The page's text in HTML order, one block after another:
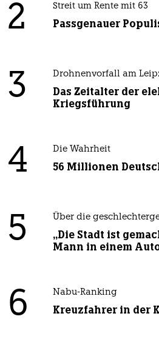
2 Streit um Rente mit 63
Passgenauer
3 Drohnenvorfall am
Das Zeitalter der
Kriegsführung
4 Die Wahrheit
56 Millionen
5 Über die
„Die Stadt ist
Mann in einem
6 Nabu-Ranking
Kreuzfahrer in der